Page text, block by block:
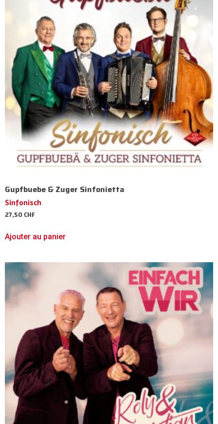
Gupfbuebe & Zuger Sinfonietta
Sinfonisch
27,50CHF
Ajouter au panier